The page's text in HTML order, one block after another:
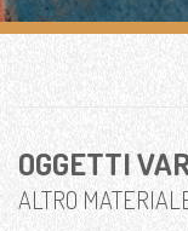
PEZZI UNICI
OGGETTI
ALTRO